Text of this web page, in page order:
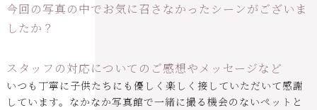
今回の写真の中でお気に召さなかったシーンがございま
したか？
スタッフの対応についてのご感想やメッセージなど
いつも丁寧に子供たちにも優しく楽しく接していただいて感謝
しています。なかなか写真館で一緒に撮る機会のないペットと